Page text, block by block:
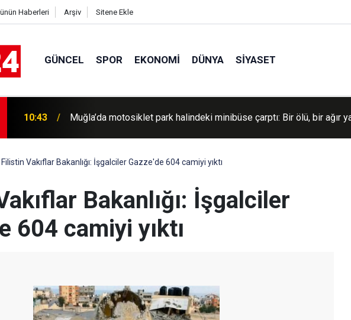
Haberleri Arşiv Sitene Ekle
GÜNCEL SPOR EKONOMI DÜNYA SIYASET
10:36 Rusya: Kiev'deki askeri tesislere saldırı düzenlendi
Filistin Vakıflar Bakanlığı: İşgalciler Gazze'de 604 camiyi yıktı
Bakanlığı: İşgalciler
604 camiyi yıktı